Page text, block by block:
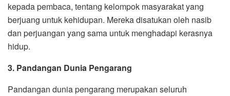
kepada pembaca, tentang kelompok masyarakat yang
berjuang untuk kehidupan. Mereka disatukan oleh nasib
dan perjuangan yang sama untuk menghadapi kerasnya
hidup.
3. Pandangan Dunia Pengarang
Pandangan dunia pengarang merupakan seluruh